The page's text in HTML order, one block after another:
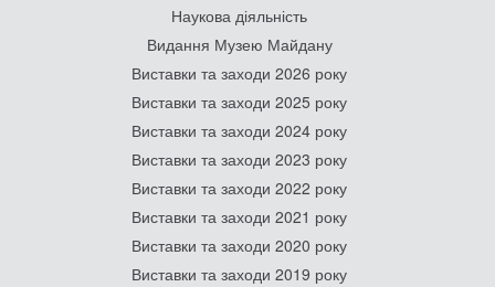
Наукова діяльність
Видання Музею Майдану
Виставки та заходи 2026 року
Виставки та заходи 2025 року
Виставки та заходи 2024 року
Виставки та заходи 2023 року
Виставки та заходи 2022 року
Виставки та заходи 2021 року
Виставки та заходи 2020 року
Виставки та заходи 2019 року